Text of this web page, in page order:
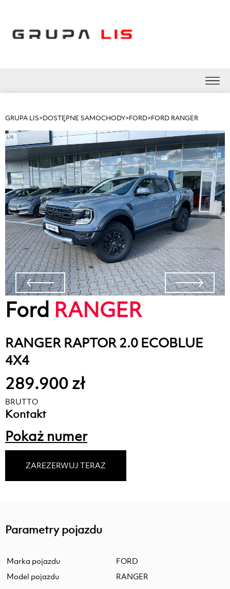
GRUPA LIS>DOSTĘPNE SAMOCHODY>FORD>FORD RANGER
Ford RANGER
RANGER RAPTOR 2.0 ECOBLUE
4X4
289.900 zł
BRUTTO
Kontakt
Pokaż numer
ZAREZERWUJ TERAZ
Parametry pojazdu
Marka pojazdu
FORD
Model pojazdu
RANGER